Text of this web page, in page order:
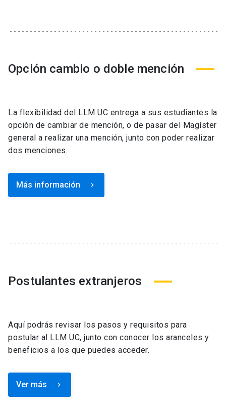
Opción cambio o doble mención
La flexibilidad del LLM UC entrega a sus estudiantes la
opción de cambiar de mención, o de pasar del Magíster
general a realizar una mención, junto con poder realizar
dos menciones.
Más información keyboard_arrow_right
Postulantes extranjeros
Aquí podrás revisar los pasos y requisitos para
postular al LLM UC, junto con conocer los aranceles y
beneficios a los que puedes acceder.
Ver más keyboard_arrow_right